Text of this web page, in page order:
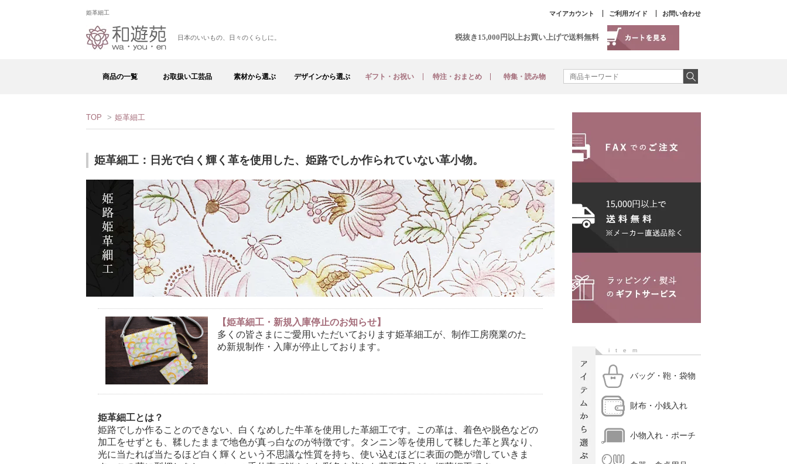
姫革細工 マイアカウント ご利用ガイド お問い合わせ
日本のいいもの、日々のくらしに。 税抜き15,000円以上お買い上げで送料無料
商品の一覧 お取扱い工芸品 素材から選ぶ デザインから選ぶ ギフト・お祝い 特注・おまとめ 特集・読み物
TOP > 姫革細工
姫革細工：日光で白く輝く革を使用した、姫路でしか作られていない革小物。
【姫革細工・新規入庫停止のお知らせ】
多くの皆さまにご愛用いただいております姫革細工が、制作工房廃業のた
め新規制作・入庫が停止しております。
姫革細工とは？
姫路でしか作ることのできない、白くなめした牛革を使用した革細工です。この革は、着色や脱色などの
加工をせずとも、鞣したままで地色が真っ白なのが特徴です。タンニン等を使用して鞣した革と異なり、
光に当たれば当たるほど白く輝くという不思議な性質を持ち、使い込むほどに表面の艶が増していきま
item
バッグ・鞄・袋物
財布・小銭入れ
小物入れ・ポーチ